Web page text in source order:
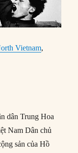
Vietnam,
dân Trung Hoa
Nam Dân chủ
sản của Hồ